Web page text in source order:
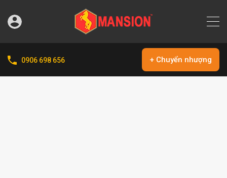
0906 698 656 + Chuyển nhượng